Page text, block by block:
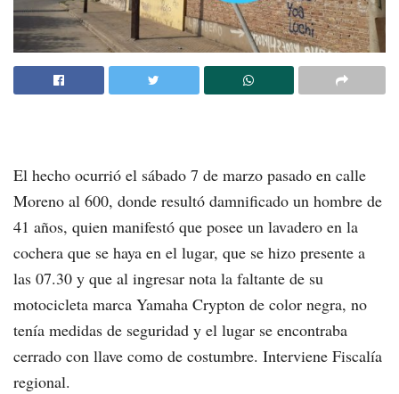
El hecho ocurrió el sábado 7 de marzo pasado en calle
Moreno al 600, donde resultó damnificado un hombre de
41 años, quien manifestó que posee un lavadero en la
cochera que se haya en el lugar, que se hizo presente a
las 07.30 y que al ingresar nota la faltante de su
motocicleta marca Yamaha Crypton de color negra, no
tenía medidas de seguridad y el lugar se encontraba
cerrado con llave como de costumbre. Interviene Fiscalía
regional.